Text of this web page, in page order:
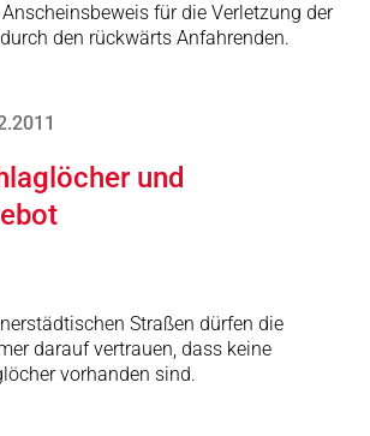
für die Verletzung der
den rückwärts Anfahrenden.
und
Straßen dürfen die
darauf vertrauen, dass keine
vorhanden sind.